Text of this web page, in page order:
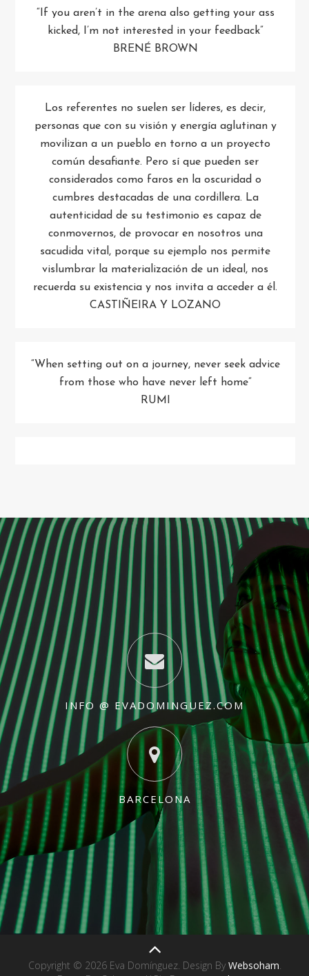
“If you aren’t in the arena also getting your ass
kicked, I’m not interested in your feedback”
BRENÉ BROWN
Los referentes no suelen ser líderes, es decir,
personas que con su visión y energía aglutinan y
movilizan a un pueblo en torno a un proyecto
común desafiante. Pero sí que pueden ser
considerados como faros en la oscuridad o
cumbres destacadas de una cordillera. La
autenticidad de su testimonio es capaz de
conmovernos, de provocar en nosotros una
sacudida vital, porque su ejemplo nos permite
vislumbrar la materialización de un ideal, nos
recuerda su existencia y nos invita a acceder a él.
CASTIÑEIRA Y LOZANO
“When setting out on a journey, never seek advice
from those who have never left home”
RUMI
INFO @ EVADOMINGUEZ.COM
BARCELONA
Copyright © 2026 Eva Domínguez. Design By Websoham.